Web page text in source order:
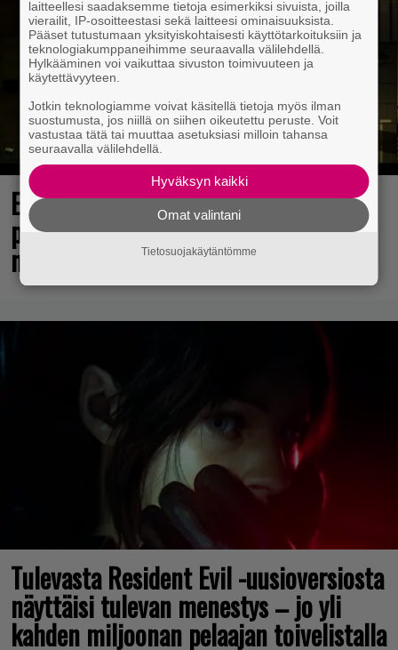
Elokuun PlayStation Plus Essential -
pelit ilmestyivät – mukana todellinen
mestariteos
Tulevasta Resident Evil -uusioversiosta
näyttäisi tulevan menestys – jo yli
kahden miljoonan pelaajan toivelistalla
laitteellesi saadaksemme tietoja esimerkiksi sivuista, joilla
vierailit, IP-osoitteestasi sekä laitteesi ominaisuuksista.
Pääset tutustumaan yksityiskohtaisesti käyttötarkoituksiin ja
teknologiakumppaneihimme seuraavalla välilehdellä.
Hylkääminen voi vaikuttaa sivuston toimivuuteen ja
käytettävyyteen.
Jotkin teknologiamme voivat käsitellä tietoja myös ilman
suostumusta, jos niillä on siihen oikeutettu peruste. Voit
vastustaa tätä tai muuttaa asetuksiasi milloin tahansa
seuraavalla välilehdellä.
Hyväksyn kaikki
Omat valintani
Tietosuojakäytäntömme